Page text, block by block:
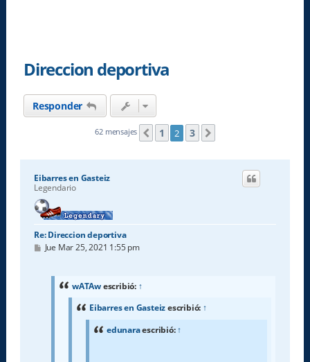
Direccion deportiva
Responder
62 mensajes Anterior
1 2 3
Eibarres en Gasteiz
Legendario
Re: Direccion deportiva
M
Jue Mar 25, 2021 1:55 pm
wATAwescribió: ↑
Eibarres en Gasteizescribió: ↑
edunaraescribió:↑